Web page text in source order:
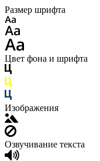
Размер шрифта
Цвет фона и шрифта
Изображения
Озвучивание текста